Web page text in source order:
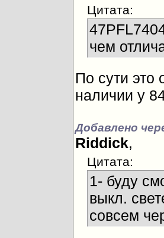
Цитата:
чем
По сути это
наличии у
Добавлено
Riddick,
Цитата:
1- буду
выкл.
совсем